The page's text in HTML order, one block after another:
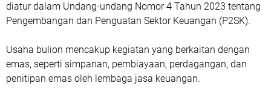
diatur dalam Undang-undang Nomor 4 Tahun 2023 tentang
Pengembangan dan Penguatan Sektor Keuangan (P2SK).
Usaha bulion mencakup kegiatan yang berkaitan dengan
emas, seperti simpanan, pembiayaan, perdagangan, dan
penitipan emas oleh lembaga jasa keuangan.